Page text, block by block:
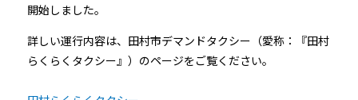
開始しました。
詳しい運行内容は、田村市デマンドタクシー（愛称：『田村
らくらくタクシー』）のページをご覧ください。